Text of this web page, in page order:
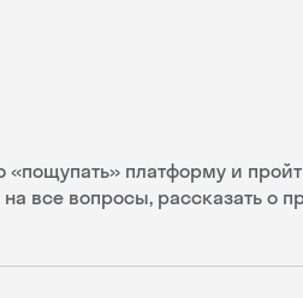
платформу и
все вопросы, рассказать о